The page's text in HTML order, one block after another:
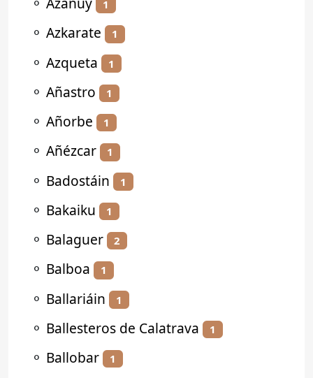
1
⚬ Azkarate 1
⚬ Azqueta 1
⚬ Añastro 1
⚬ Añorbe 1
⚬ Añézcar 1
⚬ Badostáin 1
⚬ Bakaiku 1
⚬ Balaguer 2
⚬ Balboa 1
⚬ Ballariáin 1
⚬ Ballesteros de Calatrava 1
⚬ Ballobar 1